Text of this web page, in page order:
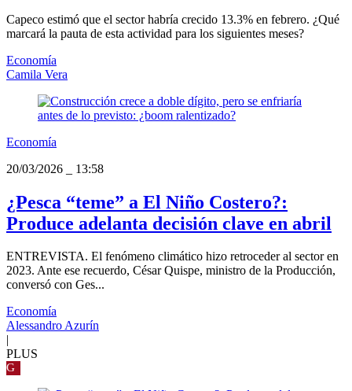
Capeco estimó que el sector habría crecido 13.3% en febrero. ¿Qué
marcará la pauta de esta actividad para los siguientes meses?
Economía
Camila Vera
Economía
20/03/2026
13:58
¿Pesca “teme” a El Niño Costero?:
Produce adelanta decisión clave en abril
ENTREVISTA. El fenómeno climático hizo retroceder al sector en
2023. Ante ese recuerdo, César Quispe, ministro de la Producción,
conversó con Ges...
Economía
Alessandro Azurín
PLUS
G